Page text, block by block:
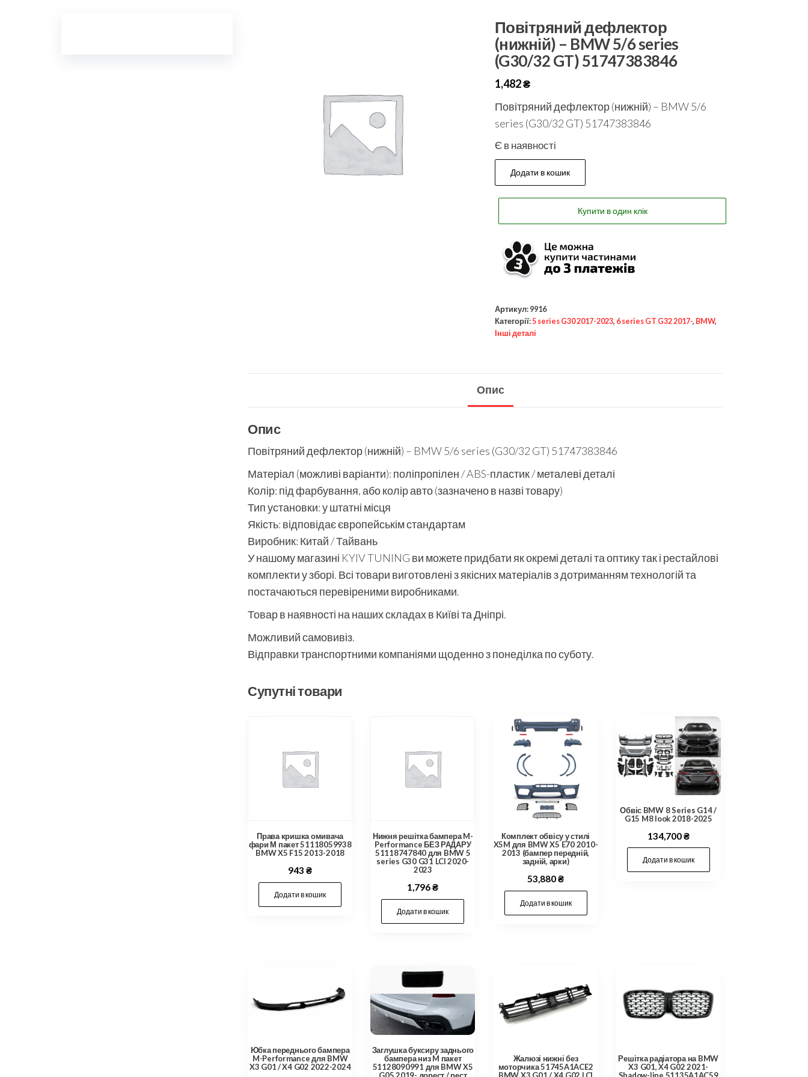
Повітряний дефлектор
(нижній) – BMW 5/6 series
(G30/32 GT) 51747383846
1,482₴
Повітряний дефлектор (нижній) – BMW 5/6
series (G30/32 GT) 51747383846
Є в наявності
Додати в кошик
Купити в один клік
Артикул: 9916
Категорії:5 series G30 2017-2023, 6 series GT G32 2017-, BMW,
Інші деталі
Опис
Опис
Повітряний дефлектор (нижній) – BMW 5/6 series (G30/32 GT) 51747383846
Матеріал (можливі варіанти): поліпропілен / ABS-пластик / металеві деталі
Колір: під фарбування, або колір авто (зазначено в назві товару)
Тип установки: у штатні місця
Якість: відповідає європейськім стандартам
Виробник: Китай / Тайвань
У нашому магазині KYIV TUNING ви можете придбати як окремі деталі та оптику так і рестайлові
комплекти у зборі. Всі товари виготовлені з якісних матеріалів з дотриманням технологій та
постачаються перевіреними виробниками.
Товар в наявності на наших складах в Київі та Дніпрі.
Можливий самовивіз.
Відправки транспортними компаніями щоденно з понеділка по суботу.
Супутні товари
Права кришка омивача
фари М пакет 51118059938
BMW X5 F15 2013-2018
943₴
Додати в кошик
Нижня решітка бампера M-
Performance БЕЗ РАДАРУ
51118747840 для BMW 5
series G30 G31 LCI 2020-
2023
1,796₴
Додати в кошик
Комплект обвісу у стилі
X5M для BMW X5 E70 2010-
2013 (бампер передній,
задній, арки)
53,880₴
Додати в кошик
Обвіс BMW 8 Series G14 /
G15 M8 look 2018-2025
134,700₴
Додати в кошик
Юбка переднього бампера
M-Performance для BMW
X3 G01 / X4 G02 2022-2024
Заглушка буксиру заднього
бампера низ M пакет
51128090991 для BMW X5
Жалюзі нижні без
моторчика 51745A1ACE2
Решітка радіатора на BMW
X3 G01, X4 G02 2021-